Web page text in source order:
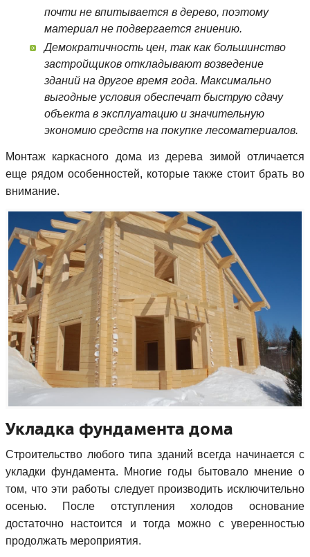
почти не впитывается в дерево, поэтому
материал не подвергается гниению.
Демократичность цен, так как большинство
застройщиков откладывают возведение
зданий на другое время года. Максимально
выгодные условия обеспечат быструю сдачу
объекта в эксплуатацию и значительную
экономию средств на покупке лесоматериалов.
Монтаж каркасного дома из дерева зимой отличается
еще рядом особенностей, которые также стоит брать во
внимание.
Укладка фундамента дома
Строительство любого типа зданий всегда начинается с
укладки фундамента. Многие годы бытовало мнение о
том, что эти работы следует производить исключительно
осенью. После отступления холодов основание
достаточно настоится и тогда можно с уверенностью
продолжать мероприятия.